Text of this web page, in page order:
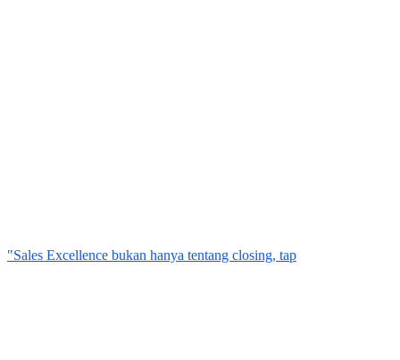
"Sales Excellence bukan hanya tentang closing, tap